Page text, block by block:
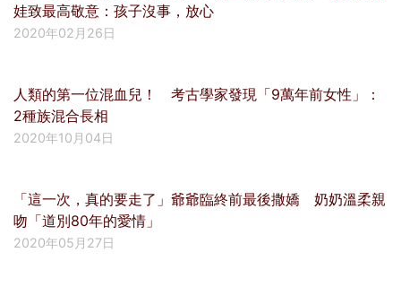
娃致最高敬意：孩子沒事，放心
2020年02月26日
人類的第一位混血兒！ 考古學家發現「9萬年前女性」：
2種族混合長相
2020年10月04日
「這一次，真的要走了」爺爺臨終前最後撒嬌 奶奶溫柔親
吻「道別80年的愛情」
2020年05月27日